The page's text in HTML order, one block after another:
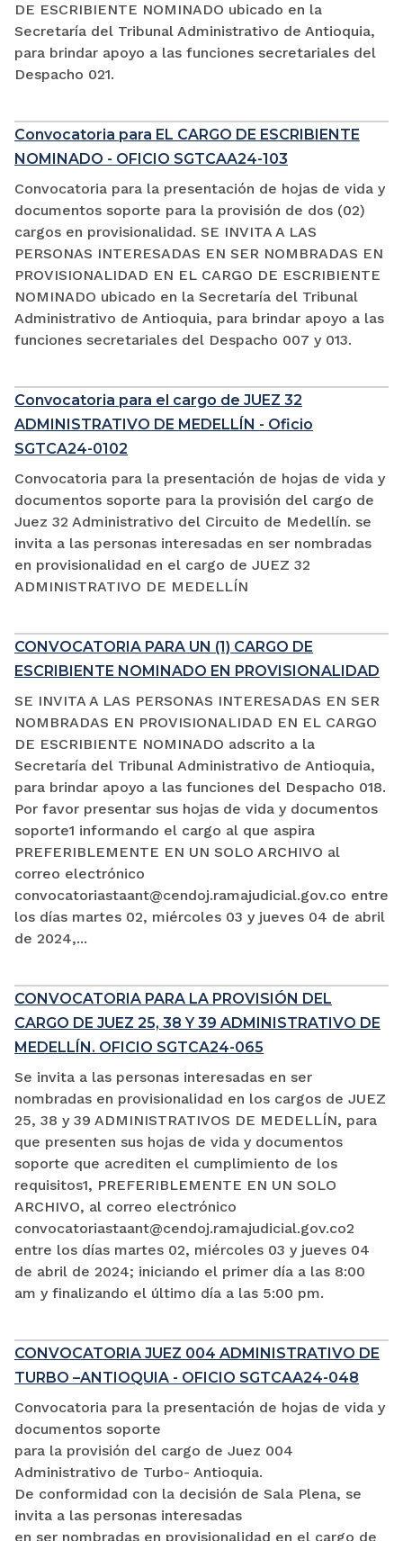
DE ESCRIBIENTE NOMINADO ubicado en la
Secretaría del Tribunal Administrativo de Antioquia,
para brindar apoyo a las funciones secretariales del
Despacho 021.
Convocatoria para EL CARGO DE ESCRIBIENTE
NOMINADO - OFICIO SGTCAA24-103
Convocatoria para la presentación de hojas de vida y
documentos soporte para la provisión de dos (02)
cargos en provisionalidad. SE INVITA A LAS
PERSONAS INTERESADAS EN SER NOMBRADAS EN
PROVISIONALIDAD EN EL CARGO DE ESCRIBIENTE
NOMINADO ubicado en la Secretaría del Tribunal
Administrativo de Antioquia, para brindar apoyo a las
funciones secretariales del Despacho 007 y 013.
Convocatoria para el cargo de JUEZ 32
ADMINISTRATIVO DE MEDELLÍN - Oficio
SGTCA24-0102
Convocatoria para la presentación de hojas de vida y
documentos soporte para la provisión del cargo de
Juez 32 Administrativo del Circuito de Medellín. se
invita a las personas interesadas en ser nombradas
en provisionalidad en el cargo de JUEZ 32
ADMINISTRATIVO DE MEDELLÍN
CONVOCATORIA PARA UN (1) CARGO DE
ESCRIBIENTE NOMINADO EN PROVISIONALIDAD
SE INVITA A LAS PERSONAS INTERESADAS EN SER
NOMBRADAS EN PROVISIONALIDAD EN EL CARGO
DE ESCRIBIENTE NOMINADO adscrito a la
Secretaría del Tribunal Administrativo de Antioquia,
para brindar apoyo a las funciones del Despacho 018.
Por favor presentar sus hojas de vida y documentos
soporte1 informando el cargo al que aspira
PREFERIBLEMENTE EN UN SOLO ARCHIVO al
correo electrónico
convocatoriastaant@cendoj.ramajudicial.gov.co entre
los días martes 02, miércoles 03 y jueves 04 de abril
de 2024,...
CONVOCATORIA PARA LA PROVISIÓN DEL
CARGO DE JUEZ 25, 38 Y 39 ADMINISTRATIVO DE
MEDELLÍN. OFICIO SGTCA24-065
Se invita a las personas interesadas en ser
nombradas en provisionalidad en los cargos de JUEZ
25, 38 y 39 ADMINISTRATIVOS DE MEDELLÍN, para
que presenten sus hojas de vida y documentos
soporte que acrediten el cumplimiento de los
requisitos1, PREFERIBLEMENTE EN UN SOLO
ARCHIVO, al correo electrónico
convocatoriastaant@cendoj.ramajudicial.gov.co2
entre los días martes 02, miércoles 03 y jueves 04
de abril de 2024; iniciando el primer día a las 8:00
am y finalizando el último día a las 5:00 pm.
CONVOCATORIA JUEZ 004 ADMINISTRATIVO DE
TURBO –ANTIOQUIA - OFICIO SGTCAA24-048
Convocatoria para la presentación de hojas de vida y
documentos soporte
para la provisión del cargo de Juez 004
Administrativo de Turbo- Antioquia.
De conformidad con la decisión de Sala Plena, se
invita a las personas interesadas
en ser nombradas en provisionalidad en el cargo de